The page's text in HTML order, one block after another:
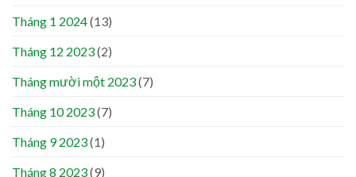
Tháng 1 2024(13)
Tháng 12 2023(2)
Tháng mười một 2023(7)
Tháng 10 2023(7)
Tháng 9 2023(1)
Tháng 8 2023(9)